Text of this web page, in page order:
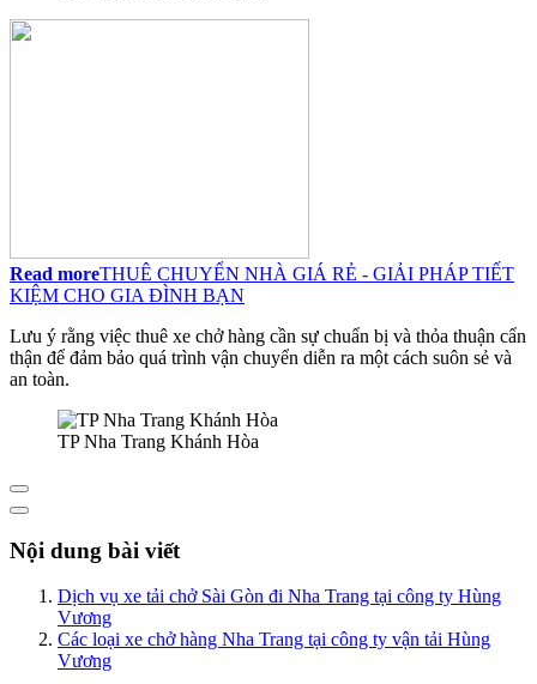
Read moreTHUÊ CHUYỂN NHÀ GIÁ RẺ - GIẢI PHÁP TIẾT
KIỆM CHO GIA ĐÌNH BẠN
Lưu ý rằng việc thuê xe chở hàng cần sự chuẩn bị và thỏa thuận cẩn
thận để đảm bảo quá trình vận chuyển diễn ra một cách suôn sẻ và
an toàn.
TP Nha Trang Khánh Hòa
Nội dung bài viết
Dịch vụ xe tải chở Sài Gòn đi Nha Trang tại công ty Hùng
Vương
Các loại xe chở hàng Nha Trang tại công ty vận tải Hùng
Vương